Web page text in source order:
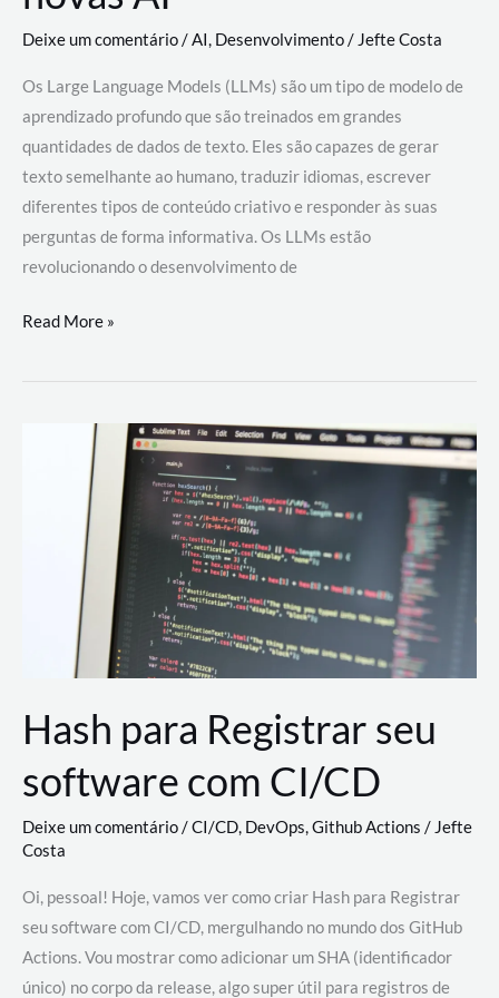
Deixe um comentário/AI, Desenvolvimento/ Jefte Costa
Os Large Language Models (LLMs) são um tipo de modelo de
aprendizado profundo que são treinados em grandes
quantidades de dados de texto. Eles são capazes de gerar
texto semelhante ao humano, traduzir idiomas, escrever
diferentes tipos de conteúdo criativo e responder às suas
perguntas de forma informativa. Os LLMs estão
revolucionando o desenvolvimento de
Large
Models
revolucionando
desenvolvimento
Read More »
Hash para Registrar seu
software com CI/CD
Deixe um comentário/CI/CD, DevOps,Github Actions /Jefte
Costa
Oi, pessoal! Hoje, vamos ver como criar Hash para Registrar
seu software com CI/CD, mergulhando no mundo dos GitHub
Actions. Vou mostrar como adicionar um SHA (identificador
único) no corpo da release, algo super útil para registros de